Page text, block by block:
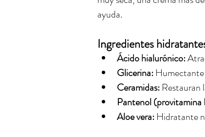
ayuda.
Ingredientes
Ácido hialurónico:
Glicerina: Humectante
Ceramidas: Restauran
Pantenol
Aloe vera: Hidratante